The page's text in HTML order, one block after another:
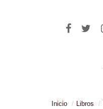
Inicio Libros